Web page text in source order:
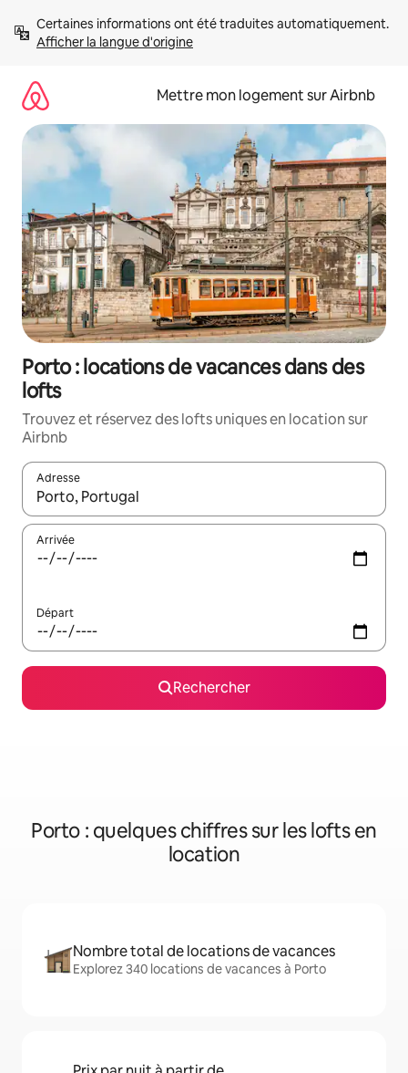
directement
Afficher la langue d'origine
Mettre mon logement sur Airbnb
Porto : locations de vacances dans des
lofts
Trouvez et réservez des lofts uniques en location sur
Airbnb
Adresse
Lorsque les résultats s'affichent, utilisez les flèches vers le
Arrivée
Départ
Rechercher
Porto : quelques chiffres sur les lofts en
location
Nombre total de locations de vacances
Explorez 340 locations de vacances à Porto